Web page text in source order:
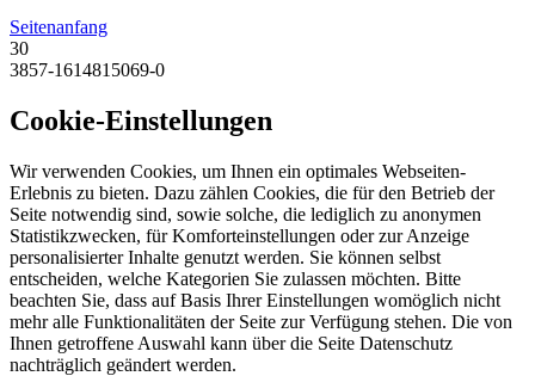
Seitenanfang
30
3857-1614815069-0
Cookie-Einstellungen
Wir verwenden Cookies, um Ihnen ein optimales Webseiten-
Erlebnis zu bieten. Dazu zählen Cookies, die für den Betrieb der
Seite notwendig sind, sowie solche, die lediglich zu anonymen
Statistikzwecken, für Komforteinstellungen oder zur Anzeige
personalisierter Inhalte genutzt werden. Sie können selbst
entscheiden, welche Kategorien Sie zulassen möchten. Bitte
beachten Sie, dass auf Basis Ihrer Einstellungen womöglich nicht
mehr alle Funktionalitäten der Seite zur Verfügung stehen. Die von
Ihnen getroffene Auswahl kann über die Seite Datenschutz
nachträglich geändert werden.